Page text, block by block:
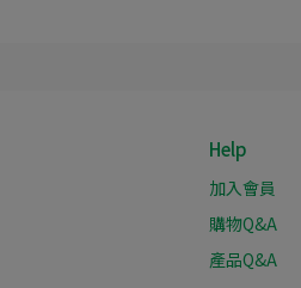
Help
加入會員
購物Q&A
產品Q&A